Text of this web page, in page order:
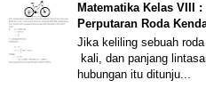
Matematika Kelas VIII
Perputaran Roda
Jika keliling sebuah
kali, dan panjang
hubungan itu ditunju...